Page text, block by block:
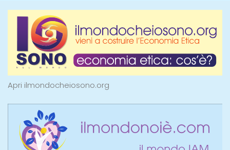
Apri ilmondocheiosono.org